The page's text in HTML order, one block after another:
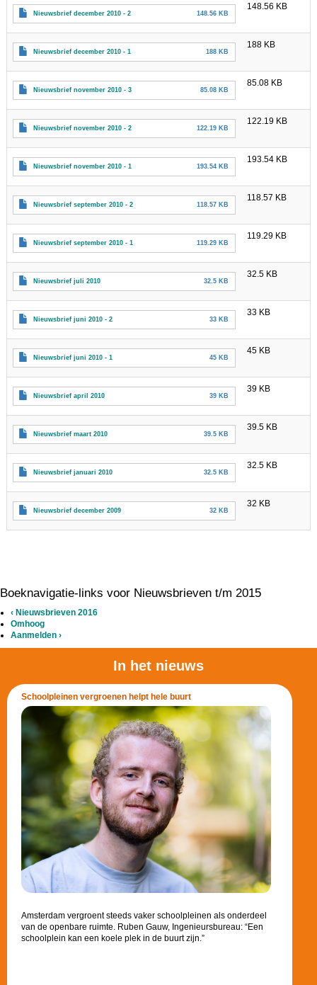
Nieuwsbrief december 2010 - 2 148.56 KB
148.56 KB
Nieuwsbrief december 2010 - 1 188 KB
188 KB
Nieuwsbrief november 2010 - 3 85.08 KB
85.08 KB
Nieuwsbrief november 2010 - 2 122.19 KB
122.19 KB
Nieuwsbrief november 2010 - 1 193.54 KB
193.54 KB
Nieuwsbrief september 2010 - 2 118.57 KB
118.57 KB
Nieuwsbrief september 2010 - 1 119.29 KB
119.29 KB
Nieuwsbrief juli 2010 32.5 KB
32.5 KB
Nieuwsbrief juni 2010 - 2 33 KB
33 KB
Nieuwsbrief juni 2010 - 1 45 KB
45 KB
Nieuwsbrief april 2010 39 KB
39 KB
Nieuwsbrief maart 2010 39.5 KB
39.5 KB
Nieuwsbrief januari 2010 32.5 KB
32.5 KB
Nieuwsbrief december 2009 32 KB
32 KB
Boeknavigatie-links voor Nieuwsbrieven t/m 2015
‹ Nieuwsbrieven 2016
Omhoog
Aanmelden ›
In het nieuws
Schoolpleinen vergroenen helpt hele buurt
Amsterdam vergroent steeds vaker schoolpleinen als onderdeel
van de openbare ruimte. Ruben Gauw, Ingenieursbureau: “Een
schoolplein kan een koele plek in de buurt zijn.”